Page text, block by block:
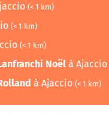
(< 1 km)
(< 1 km)
(< 1 km)
Noël à Ajaccio
à Ajaccio (< 1 km)